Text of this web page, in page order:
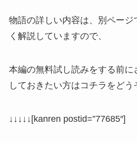
物語の詳しい内容は、別ページ
く解説していますので、
本編の無料試し読みをする前に
しておきたい方はコチラをどう
↓↓↓↓↓[kanren postid=”77685″]